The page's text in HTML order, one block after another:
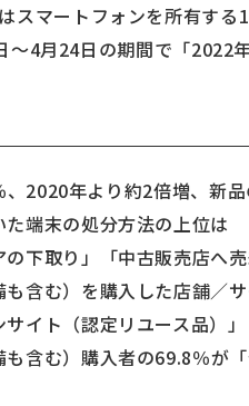
スマートフォンを所有す
4月24日の期間で「2022
2020年より約2倍増、新品
端末の処分方法の上位は
取り」「中古販売店へ売
含む）を購入した店舗／
ト（認定リユース品）」
含む）購入者の69.8％が